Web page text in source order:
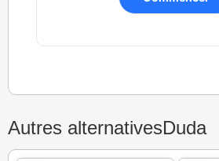
Autres alternativesDuda